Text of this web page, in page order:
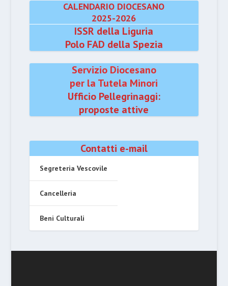
CALENDARIO DIOCESANO
2025-2026
ISSR della Liguria
Polo FAD della Spezia
Servizio Diocesano
per la Tutela Minori
Ufficio Pellegrinaggi:
proposte attive
Contatti e-mail
Segreteria Vescovile
Cancelleria
Beni Culturali